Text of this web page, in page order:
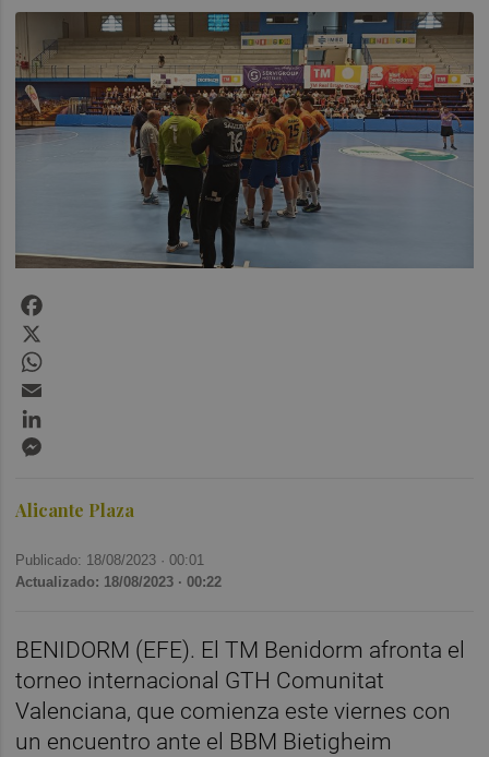
Alicante Plaza
Publicado: 18/08/2023 ·00:01
Actualizado: 18/08/2023 · 00:22
BENIDORM (EFE). El TM Benidorm afronta el
torneo internacional GTH Comunitat
Valenciana, que comienza este viernes con
un encuentro ante el BBM Bietigheim